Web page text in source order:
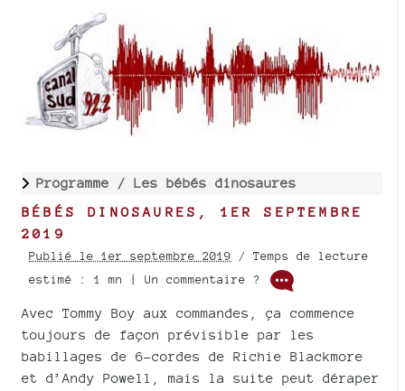
Programme / Les bébés dinosaures
BÉBÉS DINOSAURES, 1ER SEPTEMBRE
2019
Publié le 1er septembre 2019 / Temps de lecture
estimé : 1 mn | Un commentaire ?
Avec Tommy Boy aux commandes, ça commence
toujours de façon prévisible par les
babillages de 6-cordes de Richie Blackmore
et d’Andy Powell, mais la suite peut déraper